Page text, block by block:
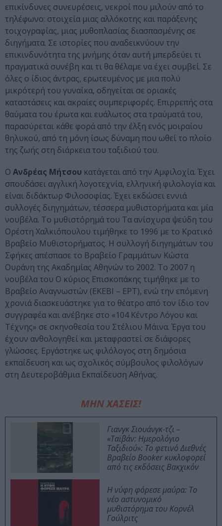
επικίνδυνες συνευρέσεις, νεκροί που μιλούν από το
τηλέφωνο: στοιχεία μιας αλλόκοτης και παράξενης
τοιχογραφίας, μιας μυθοπλασίας διασπασμένης σε
διηγήματα. Σε ιστορίες που αναδεικνύουν την
επικινδυνότητα της μνήμης όταν αυτή μπερδεύει τι
πραγματικά συνέβη και τι θα θέλαμε να έχει συμβεί. Σε
όλες ο ίδιος άντρας, ερωτευμένος με μια πολύ
μικρότερή του γυναίκα, οδηγείται σε οριακές
καταστάσεις και ακραίες συμπεριφορές. Επιρρεπής στα
θαύματα του έρωτα και ευάλωτος στα τραύματά του,
παρασύρεται κάθε φορά από την έλξη ενός μοιραίου
θηλυκού, από τη μόνη ίσως δύναμη που ωθεί το πλοίο
της ζωής στη διάρκεια του ταξιδιού του.
Ο Ανδρέας Μήτσου κατάγεται από την Aμφιλοχία. Έχει
σπουδάσει αγγλική λογοτεχνία, ελληνική φιλολογία και
είναι διδάκτωρ Φιλοσοφίας. Έχει εκδώσει εννιά
συλλογές διηγημάτων, τέσσερα μυθιστορήματα και μία
νουβέλα. Tο μυθιστόρημά του Tα ανίσχυρα ψεύδη του
Oρέστη Xαλκιόπουλου τιμήθηκε το 1996 με το Κρατικό
Βραβείο Μυθιστορήματος. H συλλογή διηγημάτων του
Σφήκες απέσπασε το Bρα­βείο Γραμμάτων Κώστα
Ουράνη της Aκαδημίας Aθηνών το 2002. Tο 2007 η
νουβέλα του O κύριος Eπισκοπάκης τιμήθηκε με το
Bραβείο Aναγνωστών (EKEBI – EPT), ενώ την επόμενη
χρονιά διασκευάστηκε για το θέατρο από τον ίδιο τον
συγγραφέα και ανέβηκε στο «104 Kέντρο Λόγου και
Tέχνης» σε σκηνοθεσία του Στέλιου Mάινα. Έργα του
έχουν ανθολογηθεί και μεταφραστεί σε διάφορες
γλώσσες. Εργάστηκε ως φιλόλογος στη δημόσια
εκπαίδευση και ως σχολικός σύμβουλος φιλολόγων
στη Δευτεροβάθμια Εκπαίδευση Αθήνας.
ΜΗΝ ΧΑΣΕΙΣ!
Γιανγκ Σιουάνγκ-τζι –
«Ταϊβάν: Ημερολόγιο
Ταξιδιού»: Το φετινό Διεθνές
Βραβείο Booker κυκλοφορεί
από τις εκδόσεις Βακχικόν
Η νύφη φόρεσε μαύρα: Το
νέο αστυνομικό
μυθιστόρημα του Κορνέλ
Γούλριτς